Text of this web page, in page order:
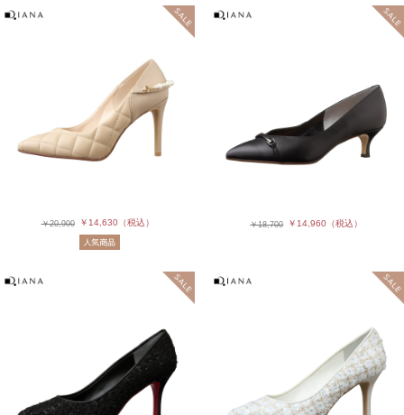
￥20,900 ￥14,630（税込） ￥18,700 ￥14,960 （税込）